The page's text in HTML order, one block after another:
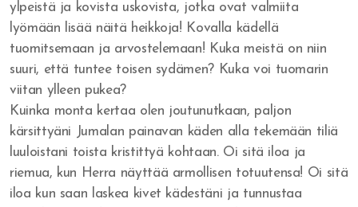
ylpeistä ja kovista uskovista, jotka ovat valmiita
lyömään lisää näitä heikkoja! Kovalla kädellä
tuomitsemaan ja arvostelemaan! Kuka meistä on niin
suuri, että tuntee toisen sydämen? Kuka voi tuomarin
viitan ylleen pukea?
Kuinka monta kertaa olen joutunutkaan, paljon
kärsittyäni Jumalan painavan käden alla tekemään tiliä
luuloistani toista kristittyä kohtaan. Oi sitä iloa ja
riemua, kun Herra näyttää armollisen totuutensa! Oi sitä
iloa kun saan laskea kivet kädestäni ja tunnustaa
Yritänkö pelastaa itseni?
Seuraatko Jeesusta?
Pyydä rakkautta ja saat sen
Jumalan Sanan kunnioittaminen
Suoritusta ja taistelua